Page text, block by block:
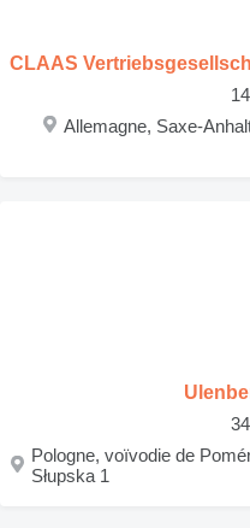
CLAAS
Allemagne, Saxe-
Pologne, voïvodie de
Słupska 1